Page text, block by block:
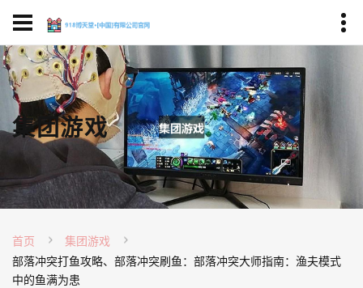
集团游戏
首页
集团游戏
部落冲突打鱼攻略、部落冲突刷鱼：部落冲突大师指南：渔夫模式
中的鱼满为患